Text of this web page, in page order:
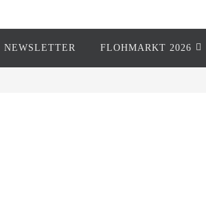
NEWSLETTER FLOHMARKT 2026